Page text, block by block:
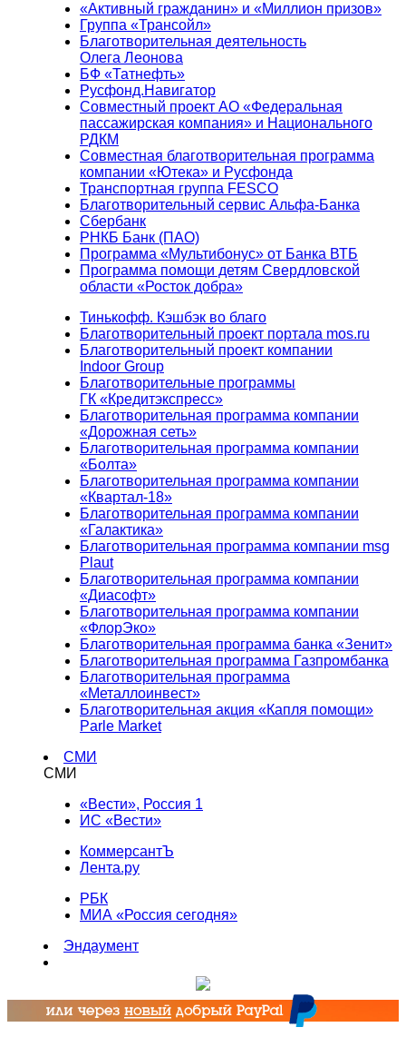
«Активный гражданин» и «Миллион призов»
Группа «Трансойл»
Благотворительная деятельность
Олега Леонова
БФ «Татнефть»
Русфонд.Навигатор
Совместный проект АО «Федеральная
пассажирская компания» и Национального
РДКМ
Совместная благотворительная программа
компании «Ютека» и Русфонда
Транспортная группа FESCO
Благотворительный сервис Альфа-Банка
Сбербанк
РНКБ Банк (ПАО)
Программа «Мультибонус» от Банка ВТБ
Программа помощи детям Свердловской
области «Росток добра»
Тинькофф. Кэшбэк во благо
Благотворительный проект портала mos.ru
Благотворительный проект компании
Indoor Group
Благотворительные программы
ГК «Кредитэкспресс»
Благотворительная программа компании
«Дорожная сеть»
Благотворительная программа компании
«Болта»
Благотворительная программа компании
«Квартал-18»
Благотворительная программа компании
«Галактика»
Благотворительная программа компании msg
Plaut
Благотворительная программа компании
«Диасофт»
Благотворительная программа компании
«ФлорЭко»
Благотворительная программа банка «Зенит»
Благотворительная программа Газпромбанка
Благотворительная программа
«Металлоинвест»
Благотворительная акция «Капля помощи»
Parle Market
СМИ
СМИ
«Вести», Россия 1
ИС «Вести»
КоммерсантЪ
Лента.ру
РБК
МИА «Россия сегодня»
Эндаумент